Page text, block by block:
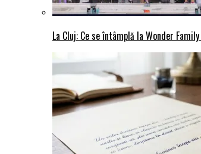
La Cluj: Ce se întâmplă la Wonder